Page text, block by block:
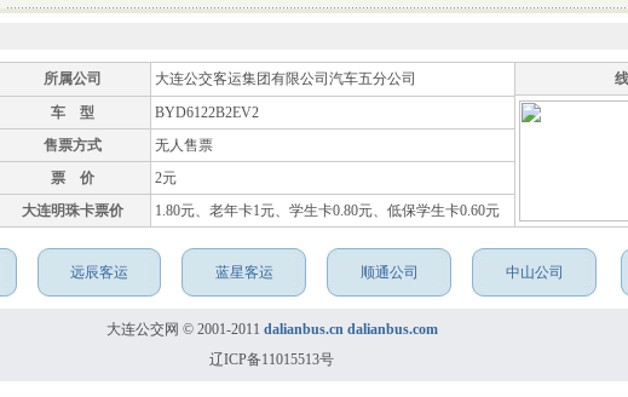
所属公司 大连公交客运集团有限公司汽车五分公司
车 型
BYD6122B2EV2
售票方式
无人售票
票 价
2元
大连明珠卡票价
1.80元、老年卡1元、学生卡0.80元、低保学生卡0.60元
远辰客运 蓝星客运 顺通公司 中山公司
大连公交网 © 2001-2011 dalianbus.cn dalianbus.com
辽ICP备11015513号